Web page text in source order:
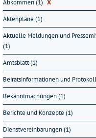
Abkommen (1) X
Aktenpläne (1)
Aktuelle Meldungen und
(1)
Amtsblatt (1)
Beiratsinformationen und
Bekanntmachungen (1)
Berichte und Konzepte (1)
Dienstvereinbarungen (1)